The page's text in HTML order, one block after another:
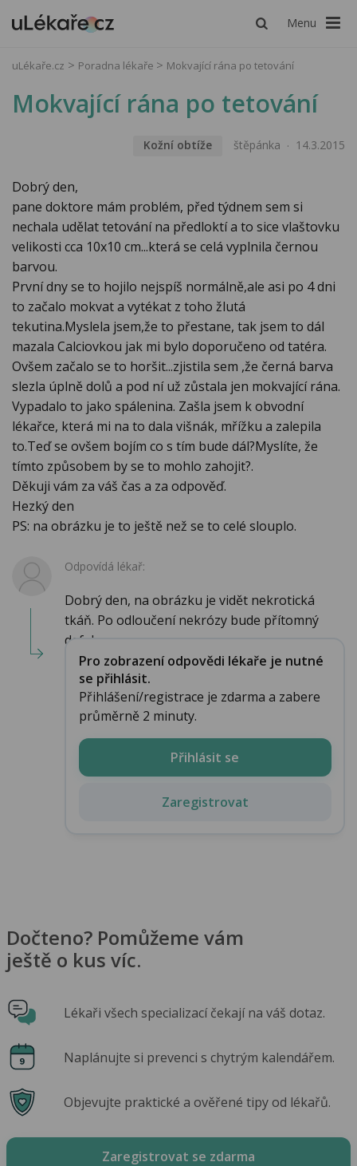
Menu
uLékaře.cz Poradna lékaře Mokvající rána po tetování
Mokvající rána po tetování
Kožní obtíže štěpánka 14.3.2015
Dobrý den,
pane doktore mám problém, před týdnem sem si
nechala udělat tetování na předloktí a to sice vlaštovku
velikosti cca 10x10 cm...která se celá vyplnila černou
barvou.
První dny se to hojilo nejspíš normálně,ale asi po 4 dni
to začalo mokvat a vytékat z toho žlutá
tekutina.Myslela jsem,že to přestane, tak jsem to dál
mazala Calciovkou jak mi bylo doporučeno od tatéra.
Ovšem začalo se to horšit...zjistila sem ,že černá barva
slezla úplně dolů a pod ní už zůstala jen mokvající rána.
Vypadalo to jako spálenina. Zašla jsem k obvodní
lékařce, která mi na to dala višnák, mřížku a zalepila
to.Teď se ovšem bojím co s tím bude dál?Myslíte, že
tímto způsobem by se to mohlo zahojit?.
Děkuji vám za váš čas a za odpověď.
Hezký den
PS: na obrázku je to ještě než se to celé slouplo.
Odpovídá lékař:
Dobrý den, na obrázku je vidět nekrotická
tkáň. Po odloučení nekrózy bude přítomný
defek...
Pro zobrazení odpovědi lékaře je nutné
se přihlásit.
Přihlášení/registrace je zdarma a zabere
průměrně 2 minuty.
Přihlásit se
Zaregistrovat
Dočteno? Pomůžeme vám
ještě o kus víc.
Lékaři všech specializací čekají na váš dotaz.
Naplánujte si prevenci s chytrým kalendářem.
Objevujte praktické a ověřené tipy od lékařů.
Zaregistrovat se zdarma